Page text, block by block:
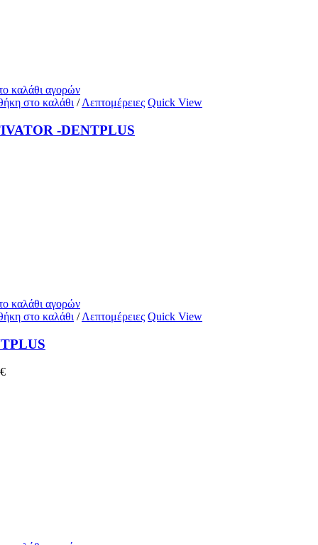
καλάθι αγορών
στο καλάθι / Λεπτομέρειες Quick View
-DENTPLUS
καλάθι αγορών
στο καλάθι / Λεπτομέρειες Quick View
€